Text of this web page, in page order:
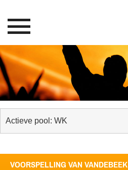
VOORSPELLING VAN VANDEBEEK